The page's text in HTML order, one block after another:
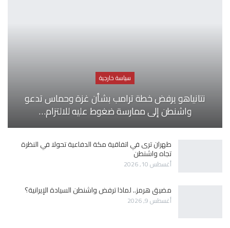
سياسة خارجية
نتانياهو يرفض خطة ترامب بشأن غزة وحماس تدعو
واشنطن إلى ممارسة ضغوط عليه للالتزام…
طهران ترى في اتفاقية مكة الدفاعية تحولا في النظرة
تجاه واشنطن
أغسطس 10, 2026
مضيق هرمز.. لماذا ترفض واشنطن السيادة الإيرانية؟
أغسطس 9, 2026